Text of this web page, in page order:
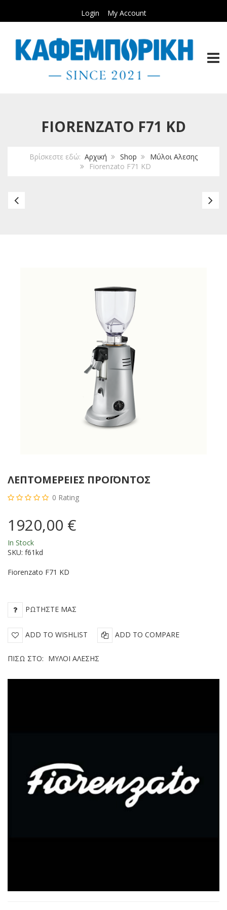
Login My Account
FIORENZATO F71 KD
Βρίσκεστε εδώ: Αρχική Shop
Μύλοι Αλεσης
Fiorenzato F71 KD
ΛΕΠΤΟΜΈΡΕΙΕΣ ΠΡΟΪΌΝΤΟΣ
0 Rating
1920,00 €
In Stock
SKU: f61kd
Fiorenzato F71 KD
ΡΩΤΉΣΤΕ ΜΑΣ
ADD TO WISHLIST ADD TO COMPARE
ΠΊΣΩ ΣΤΟ: ΜΎΛΟΙ ΑΛΕΣΗΣ